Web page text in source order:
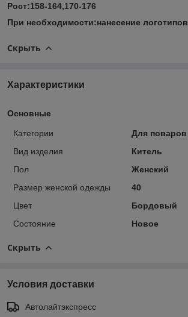
Рост:158-164,170-176
При необходимости:нанесение логотипов
Скрыть
Характеристики
Основные
Категории
Для поваров
Вид изделия
Китель
Пол
Женский
Размер женской одежды
40
Цвет
Бордовый
Состояние
Новое
Скрыть
Условия доставки
Автолайтэкспресс